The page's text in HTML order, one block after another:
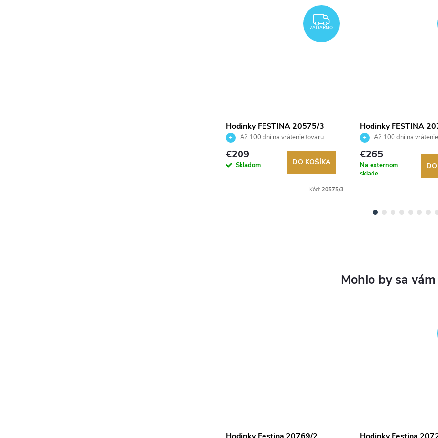
ZADARMO
ZADARMO
Hodinky FESTINA 20575/3
Až 100 dní na vrátenie tovaru.
Autorizovaný predajca.
€209
Skladom DO KOŠÍKA
Kód: 20575/3
Hodinky FESTINA
Až 100 dní na
Autorizovaný predajca.
€265
Na externom
sklade